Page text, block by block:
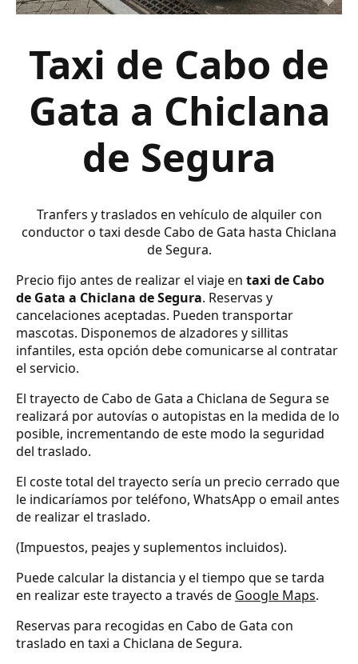
Taxi de Cabo de
Gata a Chiclana
de Segura
Tranfers y traslados en vehículo de alquiler con
conductor o taxi desde Cabo de Gata hasta Chiclana
de Segura.
Precio fijo antes de realizar el viaje en taxi de Cabo
de Gata a Chiclana de Segura. Reservas y
cancelaciones aceptadas. Pueden transportar
mascotas. Disponemos de alzadores y sillitas
infantiles, esta opción debe comunicarse al contratar
el servicio.
El trayecto de Cabo de Gata a Chiclana de Segura se
realizará por autovías o autopistas en la medida de lo
posible, incrementando de este modo la seguridad
del traslado.
El coste total del trayecto sería un precio cerrado que
le indicaríamos por teléfono, WhatsApp o email antes
de realizar el traslado.
(Impuestos, peajes y suplementos incluidos).
Puede calcular la distancia y el tiempo que se tarda
en realizar este trayecto a través de Google Maps.
Reservas para recogidas en Cabo de Gata con
traslado en taxi a Chiclana de Segura.